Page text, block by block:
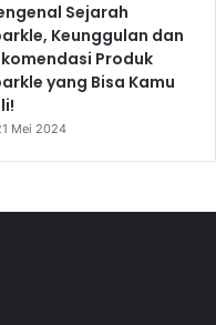
Sejarah
Keunggulan dan
Produk
yang Bisa Kamu
Mei 2024